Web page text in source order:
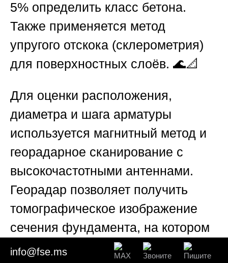
5% определить класс бетона.
Также применяется метод
упругого отскока (склерометрия)
для поверхностных слоёв. 🌊📐
Для оценки расположения,
диаметра и шага арматуры
используется магнитный метод и
георадарное сканирование с
высокочастотными антеннами.
Георадар позволяет получить
томографическое изображение
сечения фундамента, на котором
видны не только стержни, но и
info@fse.ms